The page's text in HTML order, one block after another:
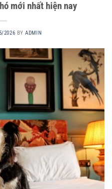
mới nhất hiện nay
2026 BYADMIN